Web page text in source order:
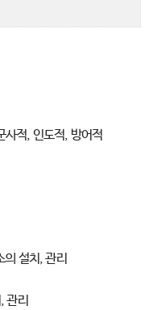
사적, 인도적, 방어적
설치, 관리
관리